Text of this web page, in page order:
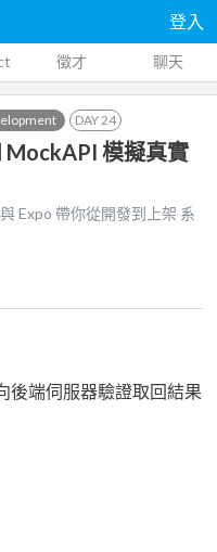
登入
徵才 聊天
DAY24
MockAPI 模擬真實
Expo 帶你從開發到上架 系
後端伺服器驗證取回結果